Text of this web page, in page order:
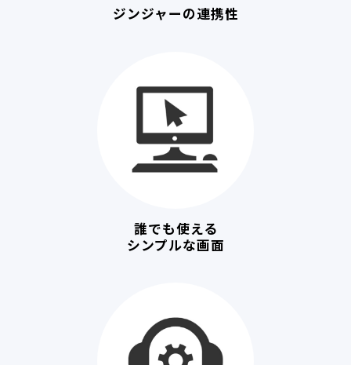
ジンジャーの連携性
誰でも使える
シンプルな画面